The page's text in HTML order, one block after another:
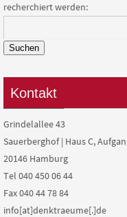
recherchiert werden:
Suchen
Kontakt
Grindelallee 43
Sauerberghof | Haus C,
20146 Hamburg
Tel 040 450 06 44
Fax 040 44 78 84
info[at]denktraeume[.]de